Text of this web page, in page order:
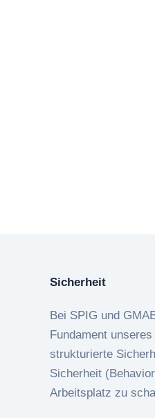
Sicherheit
Bei SPIG und
Fundament
strukturierte
Sicherheit
Arbeitsplatz zu